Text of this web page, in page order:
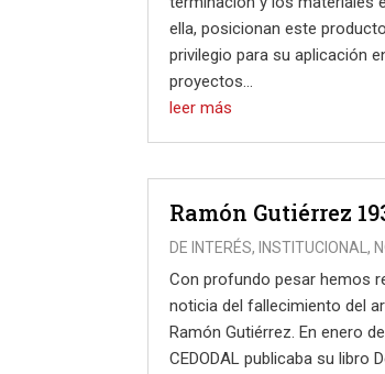
ella, posicionan este
privilegio para su aplicación
proyectos...
leer más
Ramón Gutiérrez
DE INTERÉS, INSTITUCIONAL,
Con profundo pesar hemos
noticia del fallecimiento del
Ramón Gutiérrez. En enero
CEDODAL publicaba su libro